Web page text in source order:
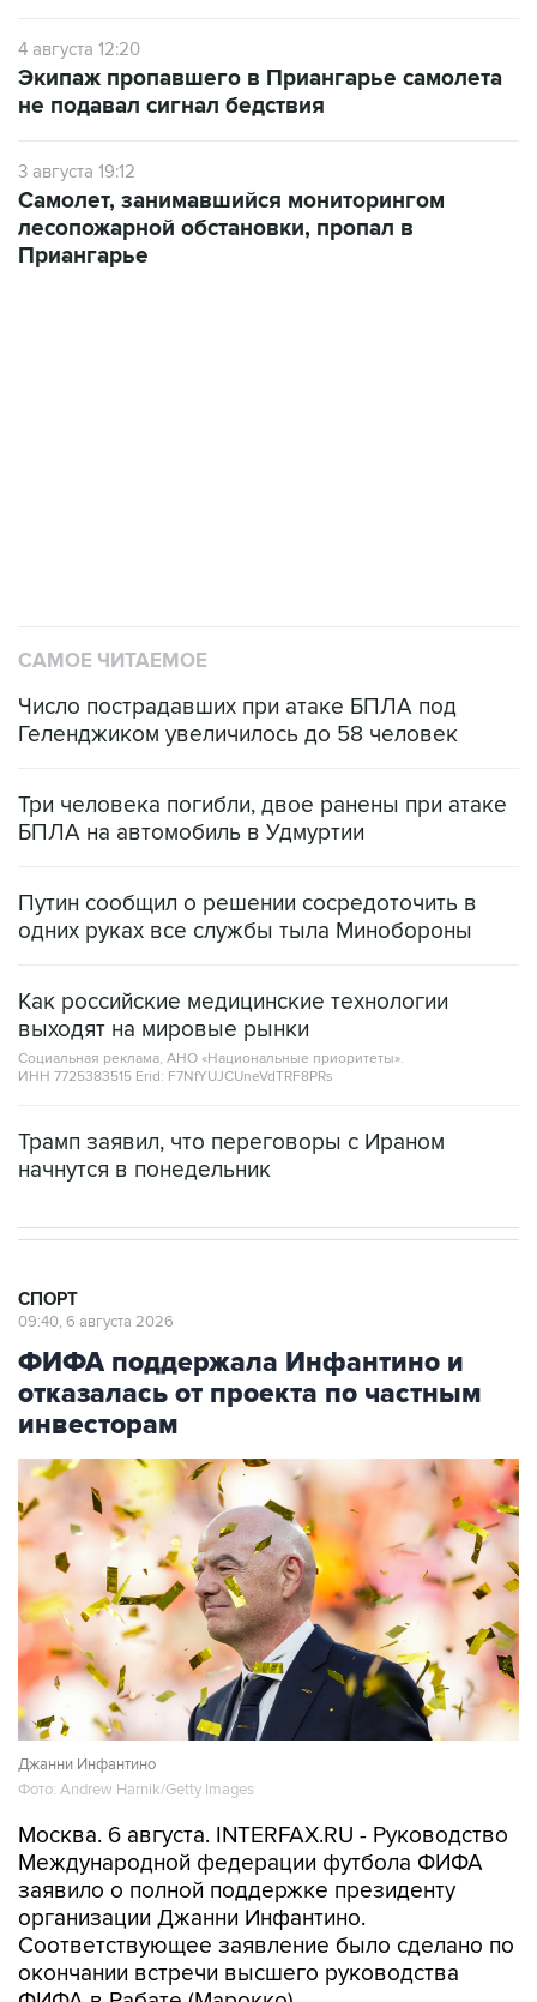
4 августа 12:20
Экипаж пропавшего в Приангарье самолета
не подавал сигнал бедствия
3 августа 19:12
Самолет, занимавшийся мониторингом
лесопожарной обстановки, пропал в
Приангарье
выходят на мировые рынки
Социальная реклама, АНО «Национальные приоритеты».
Трамп заявил, что переговоры с Ираном
СПОРТ
09:40, 6 августа 2026
ФИФА поддержала Инфантино и
отказалась от проекта по частным
Фото: Andrew Harnik/Getty Images
Москва. 6 августа. INTERFAX.RU - Руководство
Международной федерации футбола ФИФА
заявило о полной поддержке президенту
организации Джанни Инфантино.
Соответствующее заявление было сделано по
окончании встречи высшего руководства
ФИФА в Рабате (Марокко).
"После встречи в Рабате генеральный
секретарь ФИФА и присутствовавшие на ней
члены правления федерации подтвердили
свою полную поддержку президента ФИФА
Джанни Инфантино как единственного
должностного лица, избранного 211
ассоциациями-членами ФИФА. В свою очередь,
президент ФИФА вновь выразил свою полную
поддержку Генеральному секретарю ФИФА и
администрации ФИФА за их необходимую и